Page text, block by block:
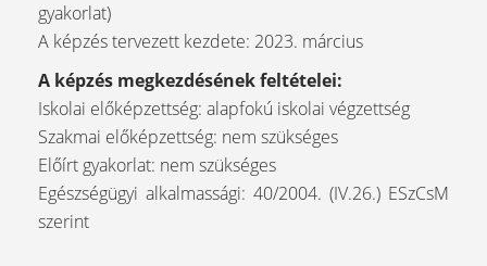
gyakorlat)
A képzés tervezett kezdete: 2023. március
A képzés megkezdésének feltételei:
Iskolai előképzettség: alapfokú iskolai végzettség
Szakmai előképzettség: nem szükséges
Előírt gyakorlat: nem szükséges
Egészségügyi alkalmassági: 40/2004. (IV.26.) ESzCsM
szerint